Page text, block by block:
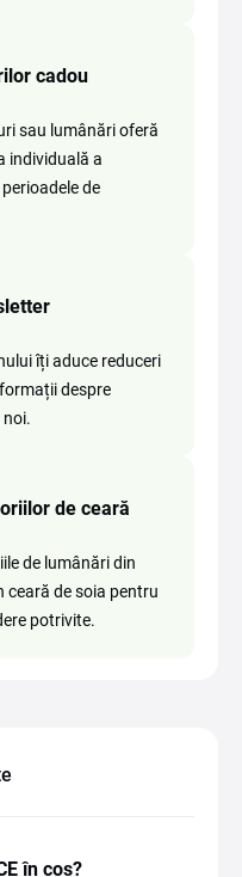
cadou
sau lumânări oferă
individuală a
de
îți aduce reduceri
despre
de ceară
de lumânări din
ceară de soia pentru
potrivite.
în coș?